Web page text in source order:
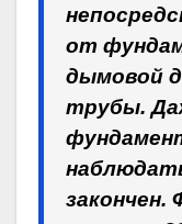
от
дымовой
трубы.
закончен.